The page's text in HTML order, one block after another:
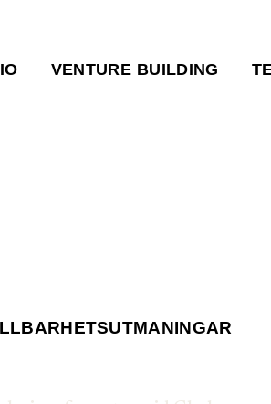
VENTURE BUILDING